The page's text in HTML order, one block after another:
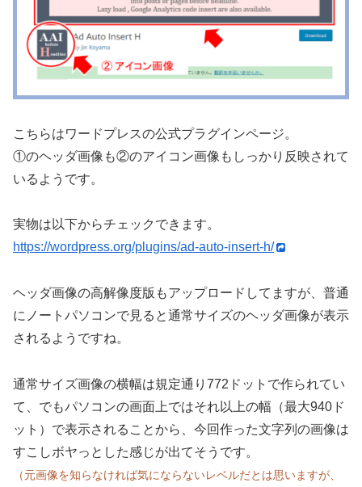
こちらはワードプレスの公式プラグインページ。
①のヘッダ画像も②のアイコン画像もしっかり反映されて
いるようです。
実物は以下からチェックできます。
https://wordpress.org/plugins/ad-auto-insert-h/
ヘッダ画像の高解像度版もアップロードしてますが、普通
にノートパソコンで見ると通常サイズのヘッダ画像が表示
されるようですね。
通常サイズ画像の横幅は規定通り772ドットで作られてい
て、でもパソコンの画面上ではそれ以上の幅（最大940ド
ット）で表示されることから、今回作った文字列の画像は
すこしボヤっとした感じが出てそうです。
（元画像を知らなければ気にならないレベルだとは思いますが、